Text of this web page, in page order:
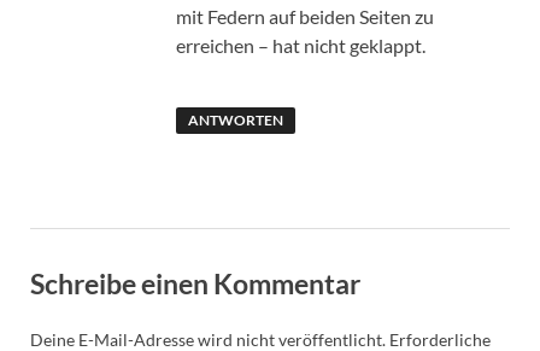
mit Federn auf beiden Seiten zu
erreichen – hat nicht geklappt.
ANTWORTEN
Schreibe einen Kommentar
Deine E-Mail-Adresse wird nicht veröffentlicht. Erforderliche